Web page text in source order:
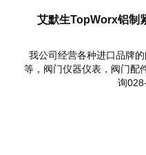
艾默生TopWorx铝制
我公司经营各种进口品牌
等，阀门仪器仪表，阀门配
询